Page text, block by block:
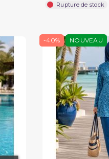
Rupture de stock
-40% NOUVEAU